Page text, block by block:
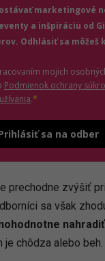
marketingové
a inšpiráciu od
Odhlásiť sa môžeš
mojich
Podmienok ochrany
(otvorí sa v novom
.*
sa na odber
prechodne zvýšiť
sa však
je chôdza alebo beh.